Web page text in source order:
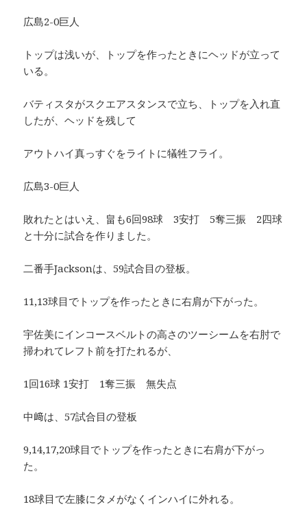
広島2-0巨人
トップは浅いが、トップを作ったときにヘッドが立って
いる。
バティスタがスクエアスタンスで立ち、トップを入れ直
したが、ヘッドを残して
アウトハイ真っすぐをライトに犠牲フライ。
広島3-0巨人
敗れたとはいえ、畠も6回98球 3安打 5奪三振 2四球
と十分に試合を作りました。
二番手Jacksonは、59試合目の登板。
11,13球目でトップを作ったときに右肩が下がった。
宇佐美にインコースベルトの高さのツーシームを右肘で
掃われてレフト前を打たれるが、
1回16球 1安打 1奪三振 無失点
中﨑は、57試合目の登板
9,14,17,20球目でトップを作ったときに右肩が下がっ
た。
18球目で左膝にタメがなくインハイに外れる。